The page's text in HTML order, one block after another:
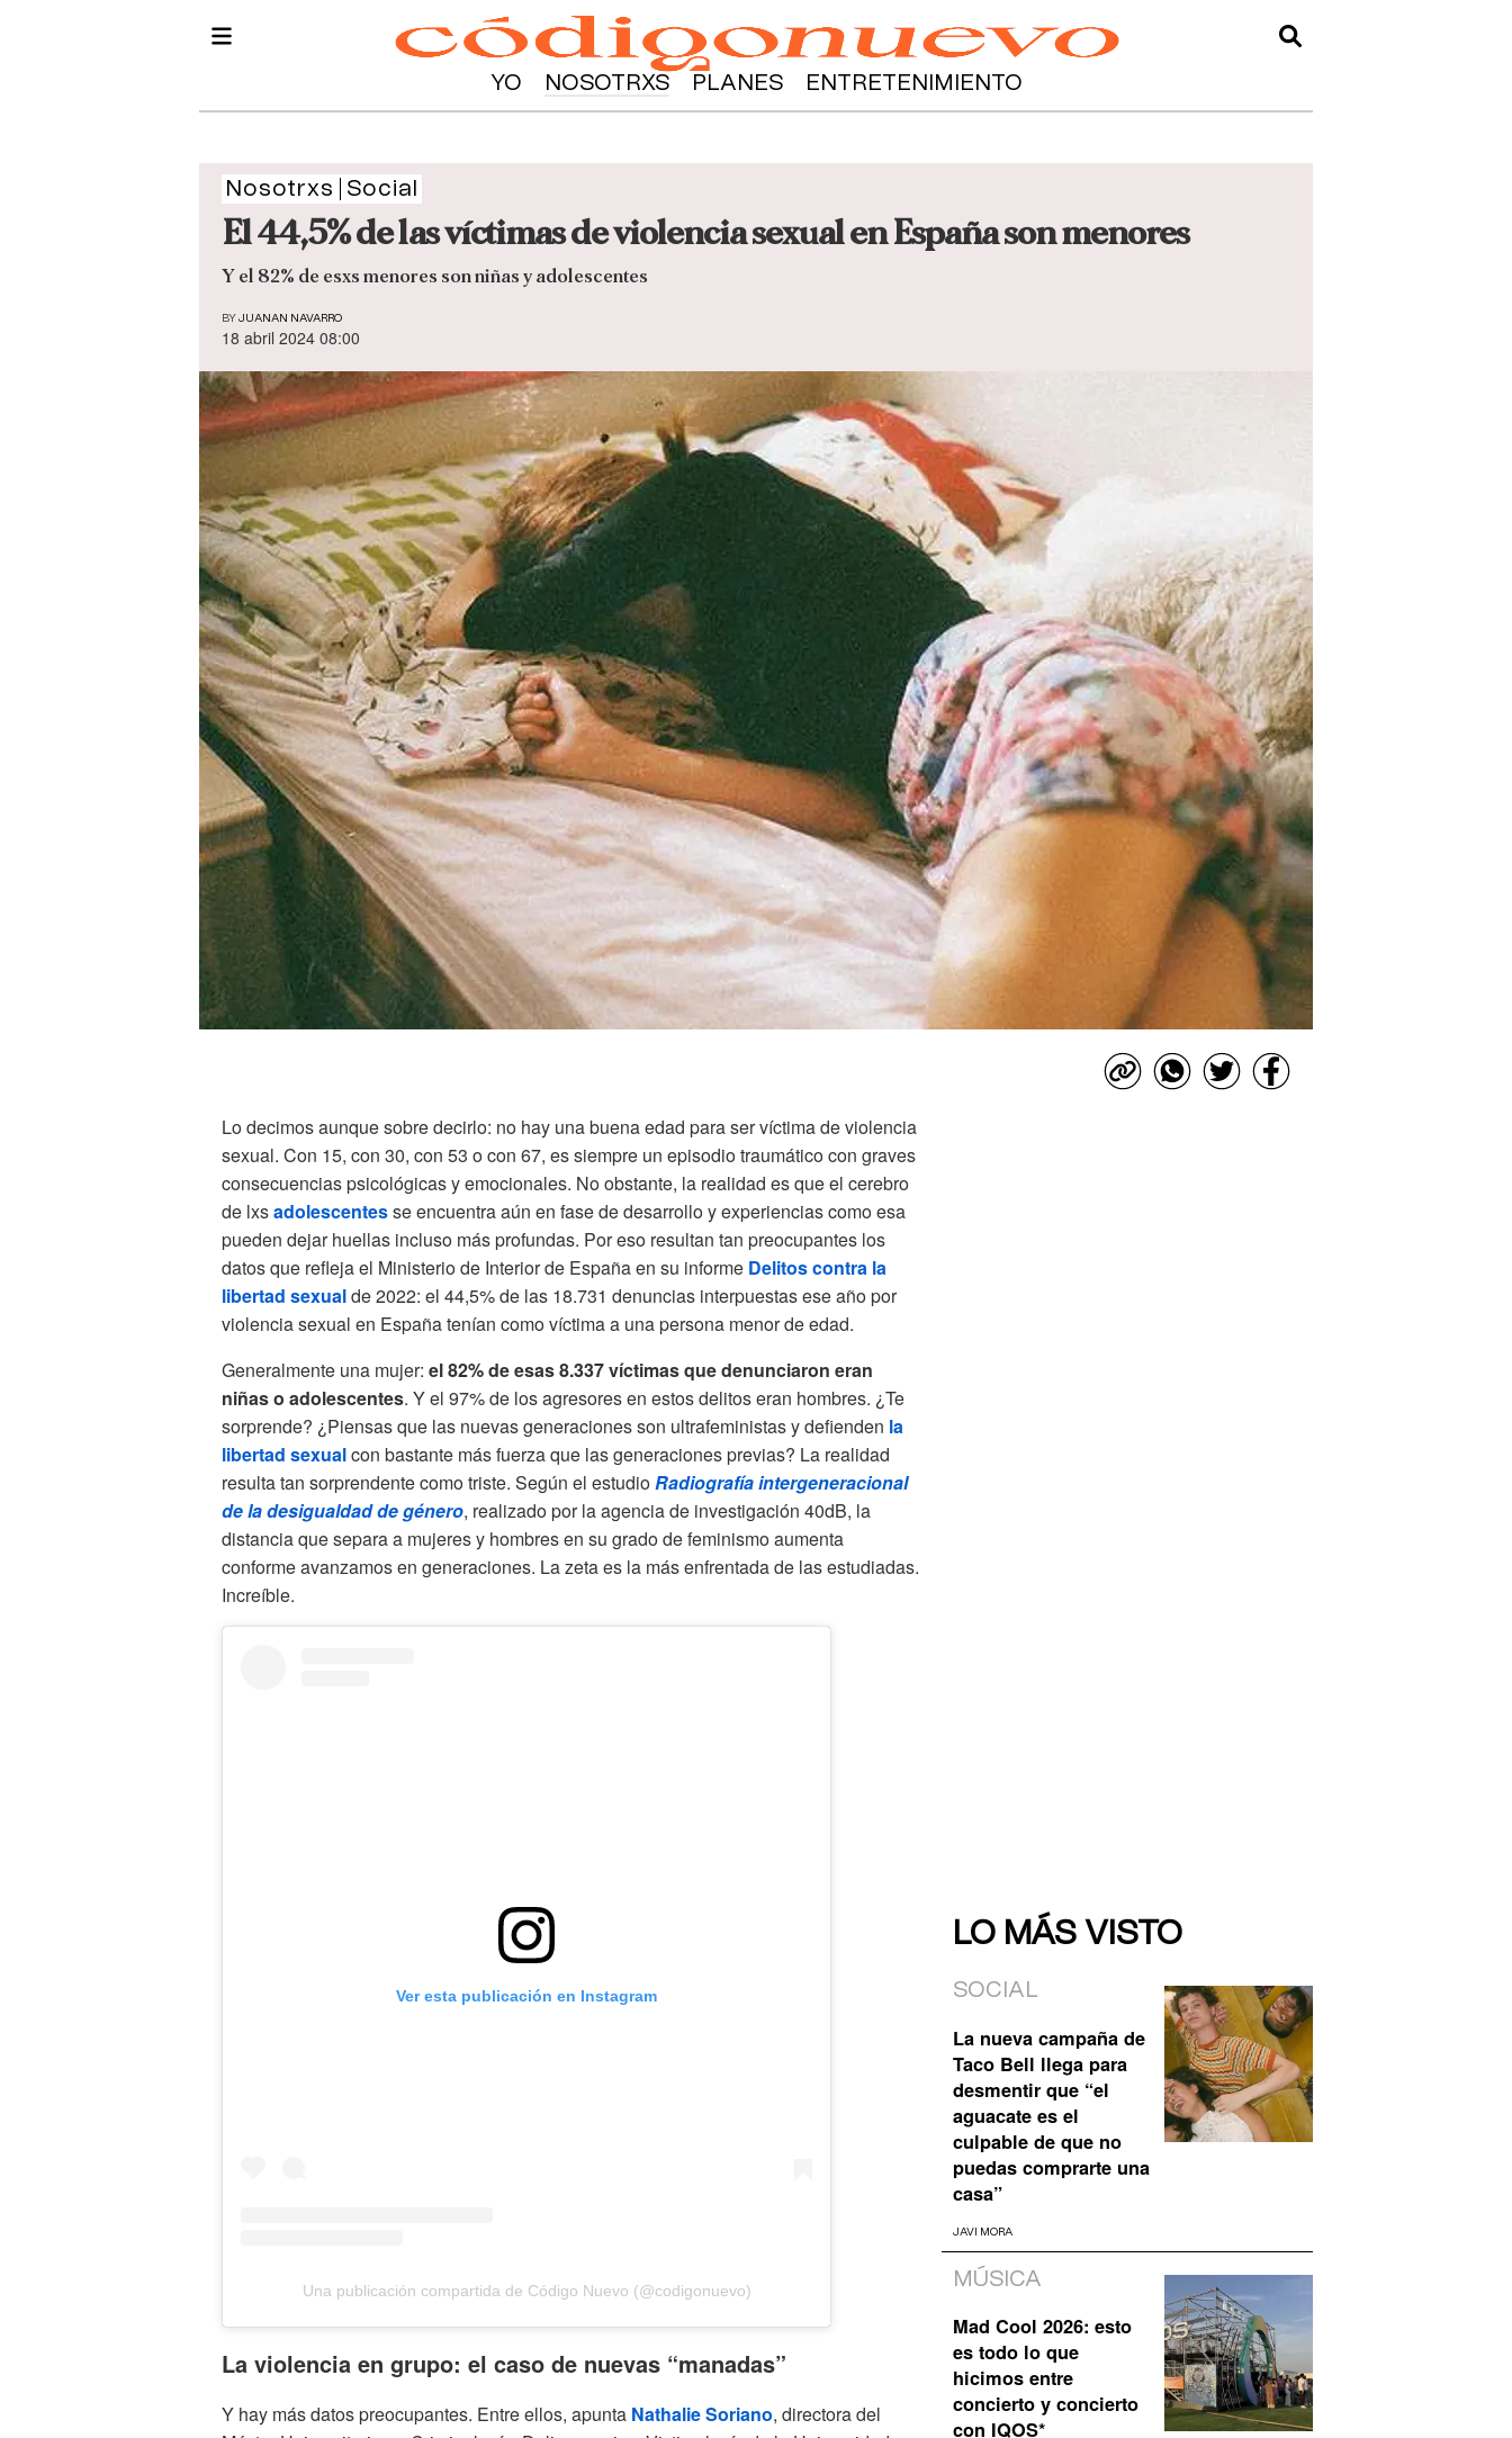
YO NOSOTRXS PLANES ENTRETENIMIENTO
Nosotrxs Social
El 44,5% de las víctimas de violencia sexual en España son menores
Y el 82% de esxs menores son niñas y adolescentes
BY JUANAN NAVARRO
18 abril 2024 08:00
Lo decimos aunque sobre decirlo: no hay una buena edad para ser víctima de violencia
sexual. Con 15, con 30, con 53 o con 67, es siempre un episodio traumático con graves
consecuencias psicológicas y emocionales. No obstante, la realidad es que el cerebro
de lxsadolescentesse encuentra aún en fase de desarrollo y experiencias como esa
pueden dejar huellas incluso más profundas. Por eso resultan tan preocupantes los
datos que refleja el Ministerio de Interior de España en su informe Delitos contra la
libertad sexualde 2022: el 44,5% de las 18.731 denuncias interpuestas ese año por
violencia sexual en España tenían como víctima a una persona menor de edad.
Generalmente una mujer: el 82% de esas 8.337 víctimas que denunciaron eran
niñas o adolescentes. Y el 97% de los agresores en estos delitos eran hombres. ¿Te
sorprende? ¿Piensas que las nuevas generaciones son ultrafeministas y defienden la
libertad sexualcon bastante más fuerza que las generaciones previas? La realidad
resulta tan sorprendente como triste. Según el estudioRadiografía intergeneracional
de la desigualdad de género, realizado por la agencia de investigación 40dB, la
distancia que separa a mujeres y hombres en su grado de feminismo aumenta
conforme avanzamos en generaciones. La zeta es la más enfrentada de las estudiadas.
Increíble.
Ver esta publicación en Instagram
Una publicación compartida de Código Nuevo (@codigonuevo)
La violencia en grupo: el caso de nuevas “manadas”
Y hay más datos preocupantes. Entre ellos, apunta Nathalie Soriano, directora del
LO MÁS VISTO
SOCIAL
La nueva campaña de
Taco Bell llega para
desmentir que “el
aguacate es el
culpable de que no
puedas comprarte una
casa”
JAVI MORA
MÚSICA
Mad Cool 2026: esto
es todo lo que
hicimos entre
concierto y concierto
con IQOS*